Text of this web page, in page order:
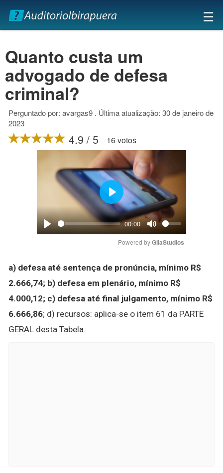
×
☰
Quanto custa um
advogado de defesa
criminal?
Perguntado por: avargas9 . Última atualização: 30 de janeiro de
2023
4.9 / 5 16 votos
Play
00:00
Mute
Play
Powered by GliaStudios
a) defesa até sentença de pronúncia, mínimo R$
2.666,74; b) defesa em plenário, mínimo R$
4.000,12; c) defesa até final julgamento, mínimo R$
6.666,86; d) recursos: aplica-se o item 61 da PARTE
GERAL desta Tabela.